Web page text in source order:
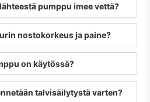
pumppu imee vettä?
nostokorkeus ja paine?
on käytössä?
talvisäilytystä varten?